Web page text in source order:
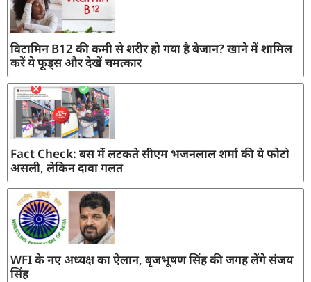
विटामिन B12 की कमी से शरीर हो गया है बेजान? खाने में शामिल
करें ये फूड्स और देखें चमत्कार
Fact Check: बस में लटकते सीएम भजनलाल शर्मा की ये फोटो
असली, लेकिन दावा गलत
WFI के नए अध्यक्ष का ऐलान, बृजभूषण सिंह की जगह लेंगे संजय
सिंह